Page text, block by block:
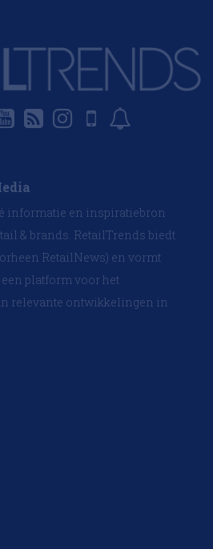
informatie en inspiratiebron
& brands. RetailTrends biedt
RetailNews) en vormt
platform voor het
relevante ontwikkelingen in